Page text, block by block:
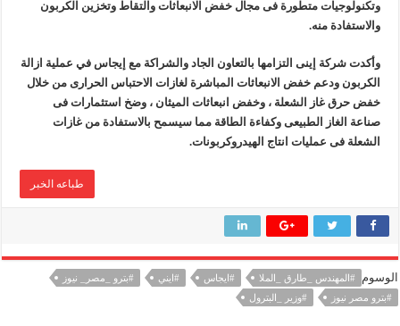
وتكنولوجيات متطورة فى مجال خفض الانبعاثات والتقاط وتخزين الكربون
والاستفادة منه.
وأكدت شركة إينى التزامها بالتعاون الجاد والشراكة مع إيجاس في عملية ازالة
الكربون ودعم خفض الانبعاثات المباشرة لغازات الاحتباس الحرارى من خلال
خفض حرق غاز الشعلة ، وخفض انبعاثات الميثان ، وضخ استثمارات فى
صناعة الغاز الطبيعى وكفاءة الطاقة مما سيسمح بالاستفادة من غازات
الشعلة فى عمليات انتاج الهيدروكربونات.
طباعه الخبر
الوسوم #المهندس _طارق _الملا #ايجاس #ايني
#بترو _مصر_ نيوز
#بترو مصر نيوز
#وزير _البترول